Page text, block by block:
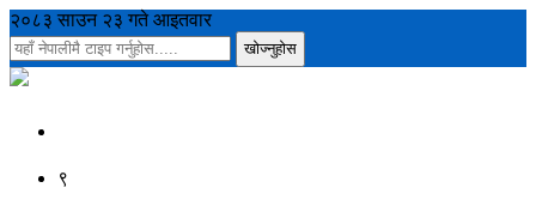
२०८३ साउन २३ गते आइतवार
९